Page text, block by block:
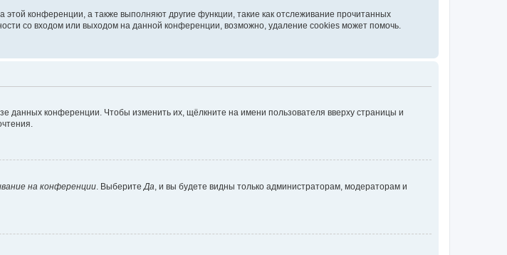
конференции, а также выполняют другие функции, такие как отслеживание прочитанных
со входом или выходом на данной конференции, возможно, удаление cookies может помочь.
данных конференции. Чтобы изменить их, щёлкните на имени пользователя вверху страницы и
на конференции. ВыберитеДа, и вы будете видны только администраторам, модераторам и